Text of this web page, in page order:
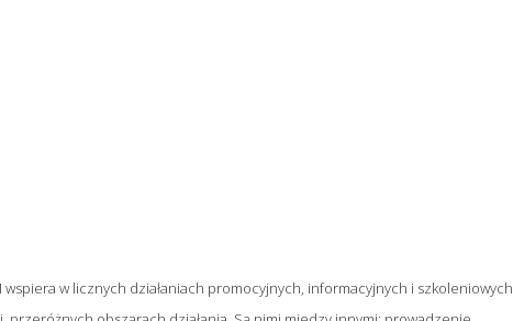
w licznych działaniach promocyjnych, informacyjnych i szkoleniowych.